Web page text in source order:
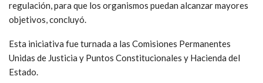
regulación, para que los organismos puedan alcanzar mayores
objetivos, concluyó.
Esta iniciativa fue turnada a las Comisiones Permanentes
Unidas de Justicia y Puntos Constitucionales y Hacienda del
Estado.